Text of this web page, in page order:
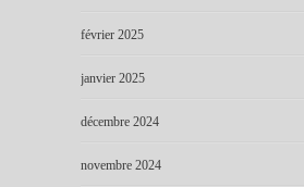
février 2025
janvier 2025
décembre 2024
novembre 2024